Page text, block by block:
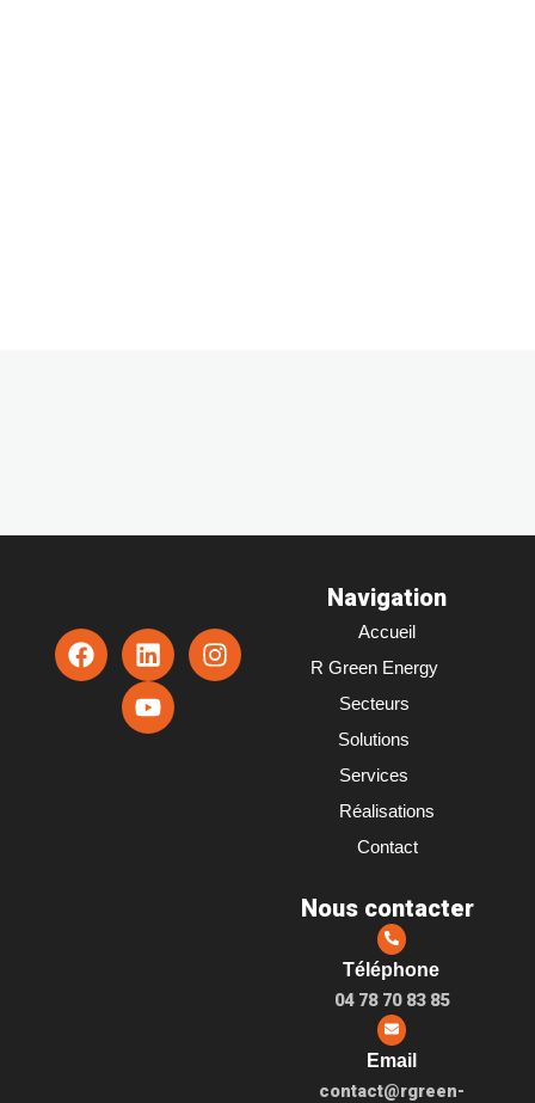
F
a
L
i
n
k
I
n
Y
o
u
t
Navigation
Accueil
R Green Energy
Secteurs
Solutions
Services
Réalisations
Contact
Nous contacter
Téléphone
04 78 70 83 85
Email
contact@rgreen-